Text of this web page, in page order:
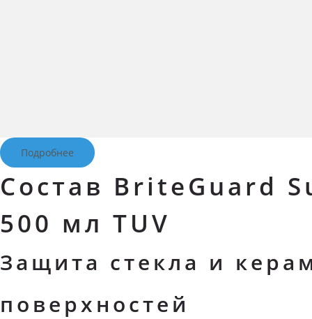
Подробнее
Состав BriteGuard
500 мл TUV
Защита стекла и
поверхностей